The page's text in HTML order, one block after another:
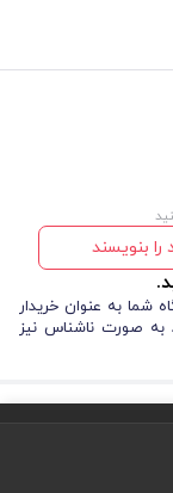
بنویسند
شما به عنوان خریدار
به صورت ناشناس نیز